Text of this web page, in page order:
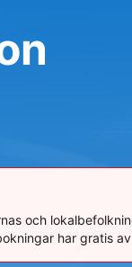
och
har gratis